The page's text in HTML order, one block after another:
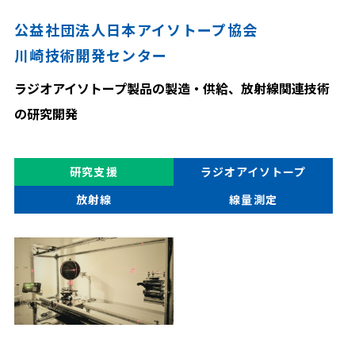
公益社団法人日本アイソトープ協会
川崎技術開発センター
ラジオアイソトープ製品の製造・供給、放射線関連技術
の研究開発
研究支援
ラジオアイソトープ
放射線
線量測定